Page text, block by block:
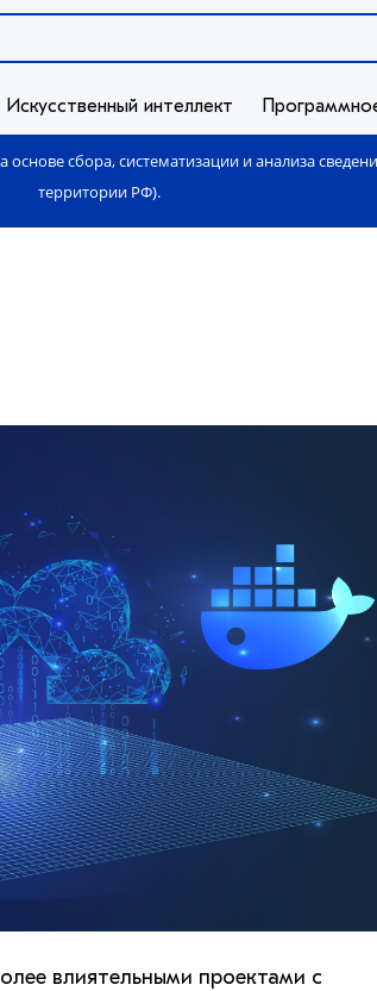
Искусственный интеллект
сбора, систематизации и анализа
территории РФ).
влиятельными проектами с